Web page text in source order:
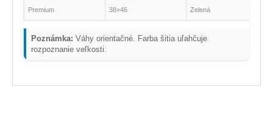
Premium 38×46 Zelená
Poznámka: Váhy orientačné. Farba šitia uľahčuje
rozpoznanie veľkosti.